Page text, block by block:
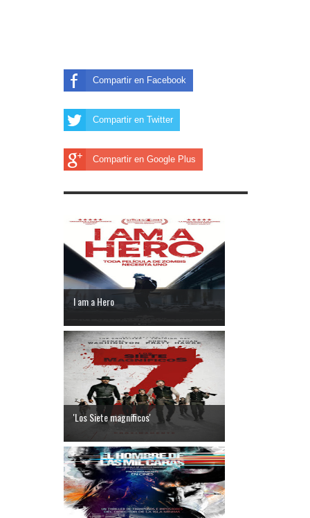
Compartir en Facebook
Compartir en Twitter
Compartir en Google Plus
I am a Hero
'Los Siete magníficos'